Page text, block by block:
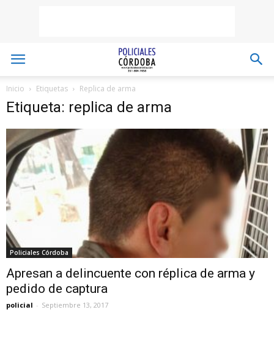
Inicio Etiquetas Replica de arma
Etiqueta: replica de arma
Policiales Córdoba
Apresan a delincuente con réplica de arma y
pedido de captura
policial - Septiembre 13, 2017